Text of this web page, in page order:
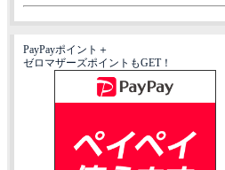
PayPayポイント＋
ゼロマザーズポイントもGET！